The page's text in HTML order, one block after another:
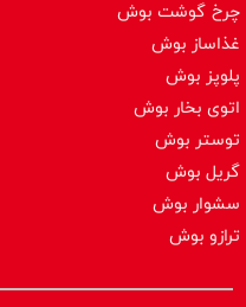
چرخ گوشت بوش
غذاساز بوش
پلوپز بوش
اتوی بخار بوش
توستر بوش
گریل بوش
سشوار بوش
ترازو بوش